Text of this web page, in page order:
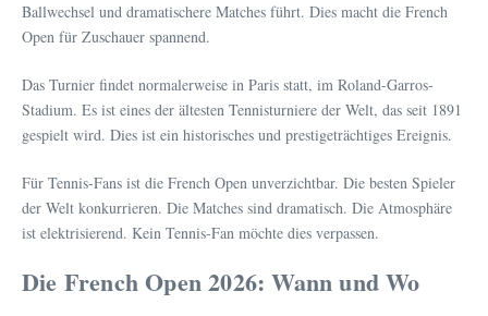
Ballwechsel und dramatischere Matches führt. Dies macht die French
Open für Zuschauer spannend.
Das Turnier findet normalerweise in Paris statt, im Roland-Garros-
Stadium. Es ist eines der ältesten Tennisturniere der Welt, das seit 1891
gespielt wird. Dies ist ein historisches und prestigeträchtiges Ereignis.
Für Tennis-Fans ist die French Open unverzichtbar. Die besten Spieler
der Welt konkurrieren. Die Matches sind dramatisch. Die Atmosphäre
ist elektrisierend. Kein Tennis-Fan möchte dies verpassen.
Die French Open 2026: Wann und Wo